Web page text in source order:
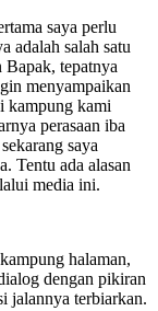
saya perlu
adalah salah satu
tepatnya
menyampaikan
kampung kami
perasaan iba
saya
Tentu ada alasan
media ini.
halaman,
dengan pikiran
jalannya terbiarkan.